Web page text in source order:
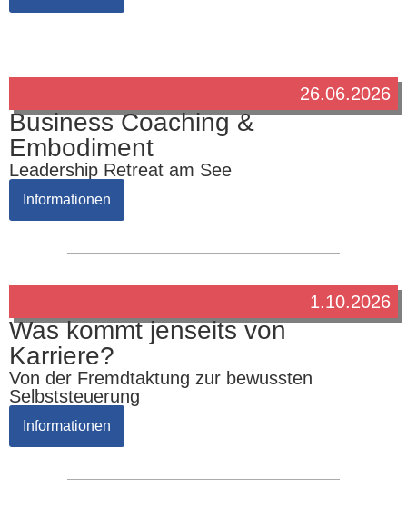
26.06.2026
Business Coaching &
Embodiment
Leadership Retreat am See
Informationen
1.10.2026
Was kommt jenseits von
Karriere?
Von der Fremdtaktung zur bewussten
Selbststeuerung
Informationen